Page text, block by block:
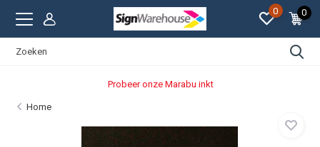
0 0
Probeer onze Marabu inkt
Home